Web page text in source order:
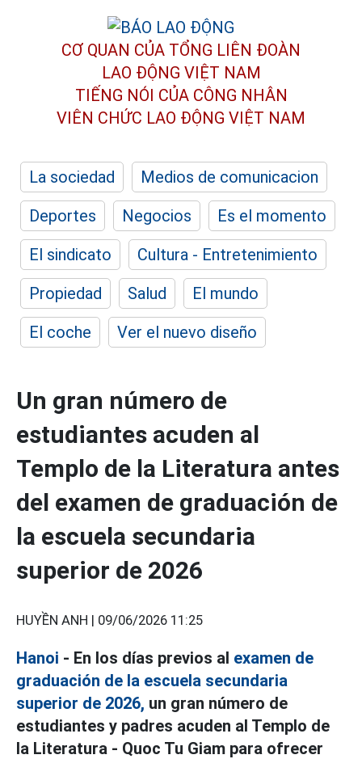
CƠ QUAN CỦA TỔNG LIÊN ĐOÀN
LAO ĐỘNG VIỆT NAM
TIẾNG NÓI CỦA CÔNG NHÂN
VIÊN CHỨC LAO ĐỘNG VIỆT NAM
La sociedad
Medios de comunicacion
Deportes
Negocios
Es el momento
El sindicato
Cultura - Entretenimiento
Propiedad
Salud
El mundo
El coche
Ver el nuevo diseño
Un gran número de
estudiantes acuden al
Templo de la Literatura antes
del examen de graduación de
la escuela secundaria
superior de 2026
HUYỀN ANH | 09/06/2026 11:25
Hanoi - En los días previos al examen de
graduación de la escuela secundaria
superior de 2026, un gran número de
estudiantes y padres acuden al Templo de
la Literatura - Quoc Tu Giam para ofrecer